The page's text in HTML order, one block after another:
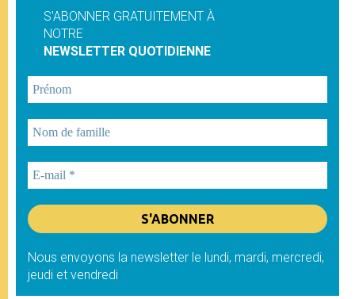
S'ABONNER GRATUITEMENT À
NOTRE
NEWSLETTER QUOTIDIENNE
Nous envoyons la newsletter le lundi, mardi, mercredi,
jeudi et vendredi